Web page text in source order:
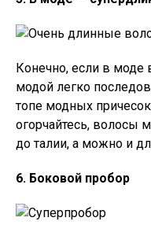
Конечно, если в моде
модой легко
топе модных
огорчайтесь, волосы
до талии, а можно и
6. Боковой пробор